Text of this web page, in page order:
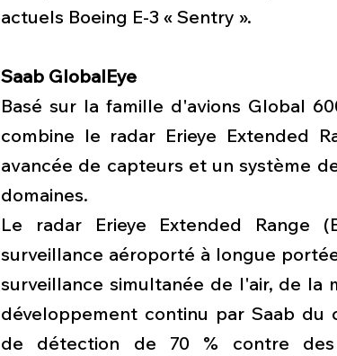
actuels Boeing E-3 « Sentry ».
Saab GlobalEye
Basé sur la famille d'avions Global
combine le radar Erieye Extended
avancée de capteurs et un système
domaines.
Le radar Erieye Extended Range
surveillance aéroporté à longue
surveillance simultanée de l'air, de
développement continu par Saab du
de détection de 70 % contre